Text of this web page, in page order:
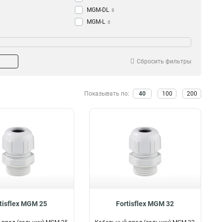
MGM-DL 8
МGM-L 8
МG 5
1
Сбросить фильтры
Показывать по: 40 100 200
MGM 25 Fortisflex MGM 32